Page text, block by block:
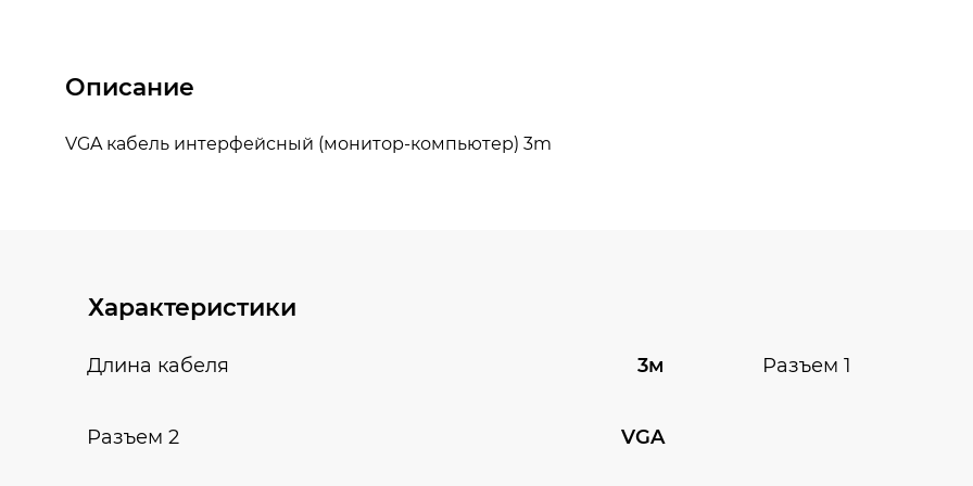
Описание
Характеристики
Длина кабеля 3м Разъем 1
Разъем 2 VGA